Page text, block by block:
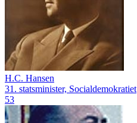
H.C. Hansen
31. statsminister, Socialdemokratiet
53